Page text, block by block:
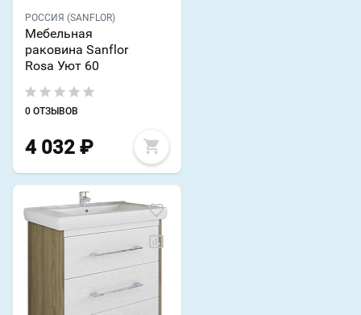
РОССИЯ (SANFLOR)
Мебельная
раковина Sanflor
Rosa Уют 60
0 ОТЗЫВОВ
4 032 ₽